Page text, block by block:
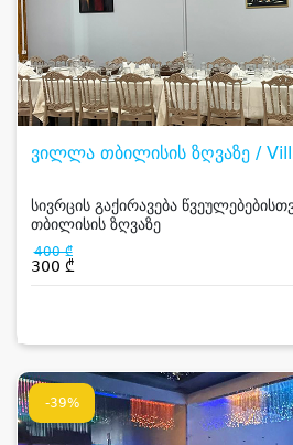
ვილლა თბილისის ზღვაზე /
სივრცის გაქირავება
თბილისის ზღვაზე
400 ₾
300 ₾
-39%